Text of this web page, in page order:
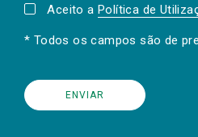
Aceito a Política de
* Todos os campos são de